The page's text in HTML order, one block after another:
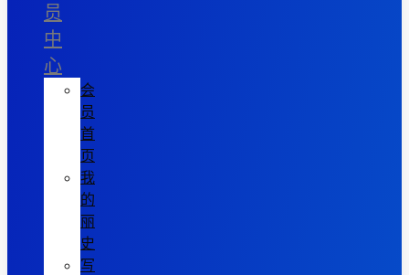
员
中
心
会
员
首
页
我
的
丽
史
写